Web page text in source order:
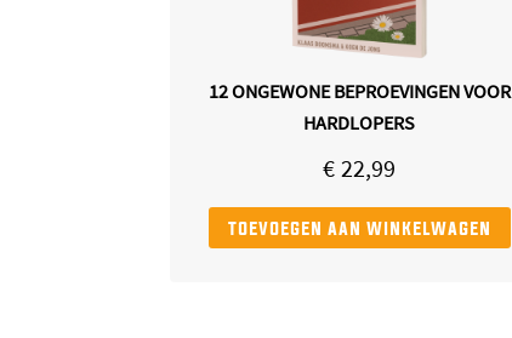
12 ONGEWONE BEPROEVINGEN VOOR
HARDLOPERS
€ 22,99
toevoegen aan winkelwagen